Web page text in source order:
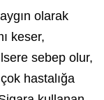
olarak
keser,
sebep olur,
hastalığa